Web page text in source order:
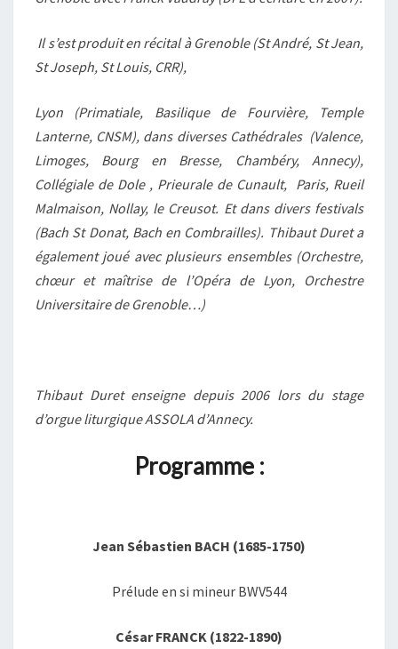
Il s’est produit en récital à Grenoble (St André, St Jean,
St Joseph, St Louis, CRR),
Lyon (Primatiale, Basilique de Fourvière, Temple
Lanterne, CNSM), dans diverses Cathédrales (Valence,
Limoges, Bourg en Bresse, Chambéry, Annecy),
Collégiale de Dole , Prieurale de Cunault, Paris, Rueil
Malmaison, Nollay, le Creusot. Et dans divers festivals
(Bach St Donat, Bach en Combrailles). Thibaut Duret a
également joué avec plusieurs ensembles (Orchestre,
chœur et maîtrise de l’Opéra de Lyon, Orchestre
Universitaire de Grenoble…)
Thibaut Duret enseigne depuis 2006 lors du stage
d’orgue liturgique ASSOLA d’Annecy.
Programme :
Jean Sébastien BACH (1685-1750)
Prélude en si mineur BWV544
César FRANCK (1822-1890)